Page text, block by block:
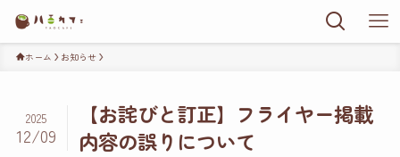
ホーム お知らせ
【お詫びと訂正】フライヤー掲載
内容の誤りについて
2025
12/09